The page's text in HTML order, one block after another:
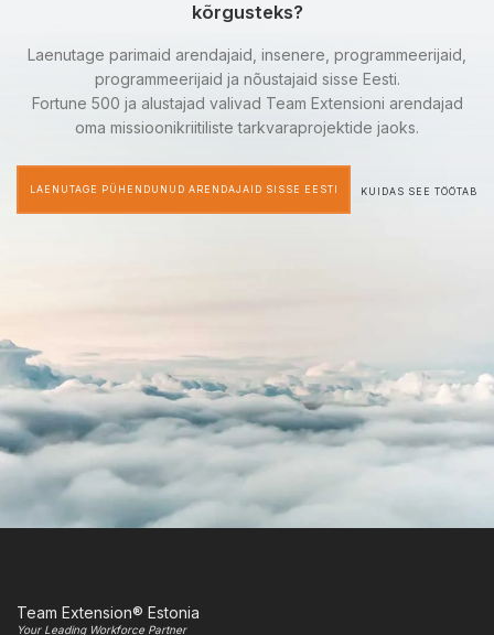
kõrgusteks?
Laenutage parimaid arendajaid, insenere, programmeerijaid,
programmeerijaid ja nõustajaid sisse Eesti.
Fortune 500 ja alustajad valivad Team Extensioni arendajad
oma missioonikriitiliste tarkvaraprojektide jaoks.
LAENUTAGE PÜHENDUNUD ARENDAJAID SISSE EESTI KUIDAS SEE TÖÖTAB
Team Extension® Estonia
Your Leading Workforce Partner